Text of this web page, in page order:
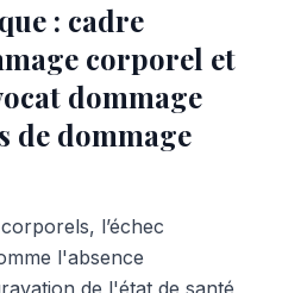
: cadre
corporel et
dommage
de dommage
l’échec
l'absence
de l'état de santé